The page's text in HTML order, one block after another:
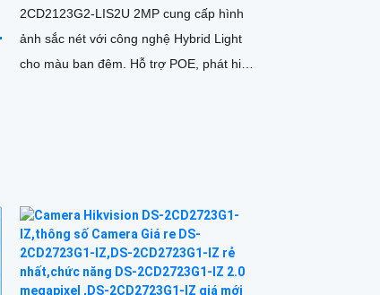
2CD2123G2-LIS2U 2MP cung cấp hình
ảnh sắc nét với công nghệ Hybrid Light
cho màu ban đêm. Hỗ trợ POE, phát hiện